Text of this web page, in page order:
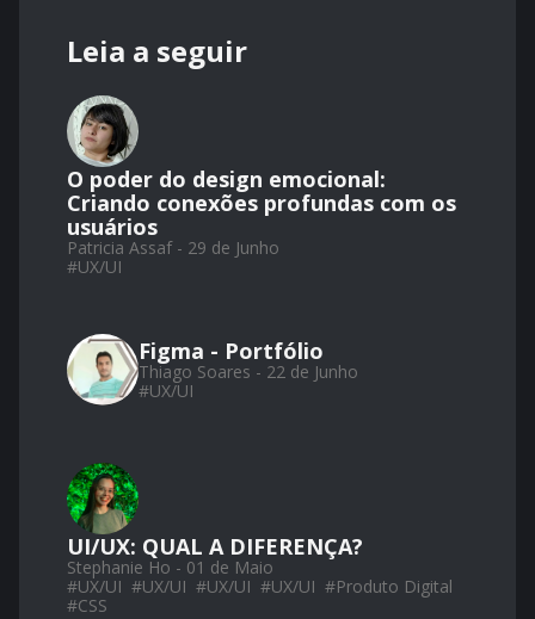
Leia a seguir
O poder do design emocional:
Criando conexões profundas com os
usuários
Patricia Assaf - 29 de Junho
#UX/UI
Figma - Portfólio
Thiago Soares - 22 de Junho
#UX/UI
UI/UX: QUAL A DIFERENÇA?
Stephanie Ho - 01 de Maio
#UX/UI #UX/UI #UX/UI #UX/UI #Produto Digital
#CSS